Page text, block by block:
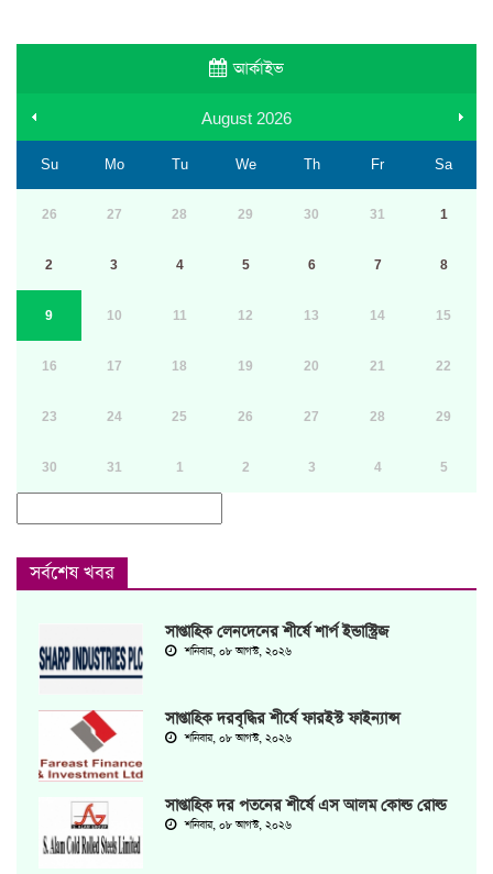
আর্কাইভ
August 2026
Su Mo Tu We Th Fr Sa
26 27 28 29 30 31 1
2 3 4 5 6 7 8
9 10 11 12 13 14 15
16 17 18 19 20 21 22
23 24 25 26 27 28 29
30 31 1 2 3 4 5
সর্বশেষ খবর
সাপ্তাহিক লেনদেনের শীর্ষে শার্প ইন্ডাস্ট্রিজ
শনিবার, ০৮ আগস্ট, ২০২৬
সাপ্তাহিক দরবৃদ্ধির শীর্ষে ফারইস্ট ফাইন্যান্স
শনিবার, ০৮ আগস্ট, ২০২৬
সাপ্তাহিক দর পতনের শীর্ষে এস আলম কোল্ড রোল্ড
শনিবার, ০৮ আগস্ট, ২০২৬